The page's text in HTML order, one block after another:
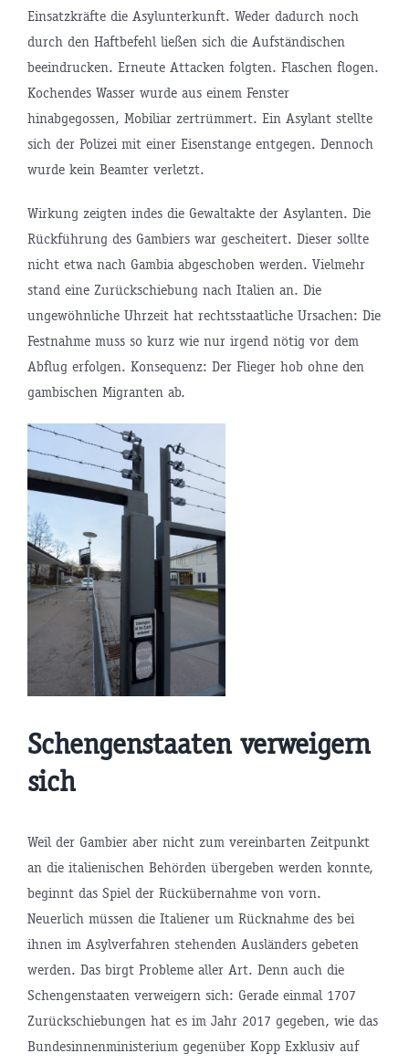
Einsatzkräfte die Asylunterkunft. Weder dadurch noch
durch den Haftbefehl ließen sich die Aufständischen
beeindrucken. Erneute Attacken folgten. Flaschen flogen.
Kochendes Wasser wurde aus einem Fenster
hinabgegossen, Mobiliar zertrümmert. Ein Asylant stellte
sich der Polizei mit einer Eisenstange entgegen. Dennoch
wurde kein Beamter verletzt.
Wirkung zeigten indes die Gewaltakte der Asylanten. Die
Rückführung des Gambiers war gescheitert. Dieser sollte
nicht etwa nach Gambia abgeschoben werden. Vielmehr
stand eine Zurückschiebung nach Italien an. Die
ungewöhnliche Uhrzeit hat rechtsstaatliche Ursachen: Die
Festnahme muss so kurz wie nur irgend nötig vor dem
Abflug erfolgen. Konsequenz: Der Flieger hob ohne den
gambischen Migranten ab.
Schengenstaaten verweigern
sich
Weil der Gambier aber nicht zum vereinbarten Zeitpunkt
an die italienischen Behörden übergeben werden konnte,
beginnt das Spiel der Rückübernahme von vorn.
Neuerlich müssen die Italiener um Rücknahme des bei
ihnen im Asylverfahren stehenden Ausländers gebeten
werden. Das birgt Probleme aller Art. Denn auch die
Schengenstaaten verweigern sich: Gerade einmal 1707
Zurückschiebungen hat es im Jahr 2017 gegeben, wie das
Bundesinnenministerium gegenüber Kopp Exklusiv auf